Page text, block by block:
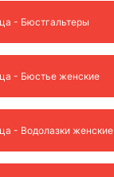
- Бюстгальтеры
- Бюстье женские
- Водолазки женские